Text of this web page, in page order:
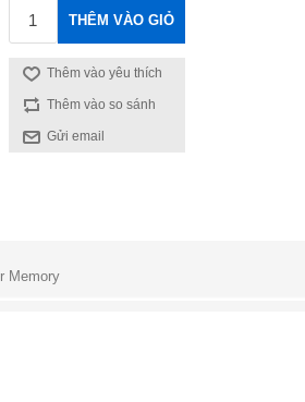
THÊM VÀO GIỎ
Thêm vào yêu thích
Thêm vào so sánh
Gửi email
Memory